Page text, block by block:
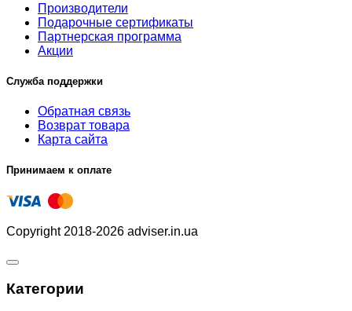
Производители
Подарочные сертификаты
Партнерская программа
Акции
Служба поддержки
Обратная связь
Возврат товара
Карта сайта
Принимаем к оплате
Copyright 2018-2026 adviser.in.ua
Категории